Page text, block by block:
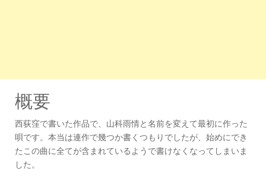
概要
西荻窪で書いた作品で、山科雨情と名前を変えて最初に作った
唄です。本当は連作で幾つか書くつもりでしたが、始めにでき
たこの曲に全てが含まれているようで書けなくなってしまいま
した。